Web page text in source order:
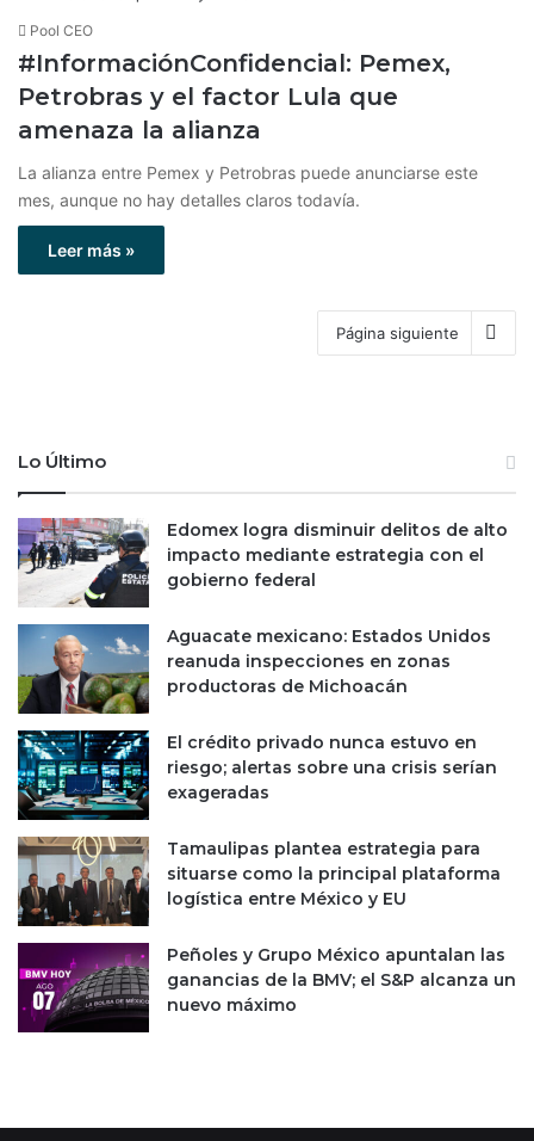
Pool CEO
#InformaciónConfidencial: Pemex,
Petrobras y el factor Lula que
amenaza la alianza
La alianza entre Pemex y Petrobras puede anunciarse este
mes, aunque no hay detalles claros todavía.
Leer más »
Página siguiente
Lo Último
Edomex logra disminuir delitos de alto
impacto mediante estrategia con el
gobierno federal
Aguacate mexicano: Estados Unidos
reanuda inspecciones en zonas
productoras de Michoacán
El crédito privado nunca estuvo en
riesgo; alertas sobre una crisis serían
exageradas
Tamaulipas plantea estrategia para
situarse como la principal plataforma
logística entre México y EU
Peñoles y Grupo México apuntalan las
ganancias de la BMV; el S&P alcanza un
nuevo máximo